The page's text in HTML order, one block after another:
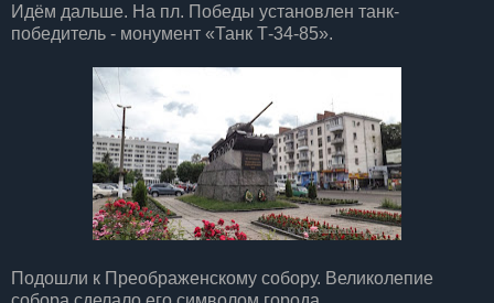
Идём дальше. На пл. Победы установлен танк-
победитель - монумент «Танк Т-34-85».
Подошли к Преображенскому собору. Великолепие